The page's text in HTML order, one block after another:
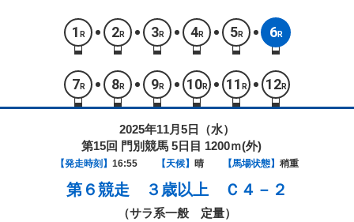
1 R 2R 3R 4R 5R 6R
7 R 8R 9R 10R 11 R 12R
2025年11月5日（水）
第15回 門別競馬 5日目 1200ｍ(外)
【発走時刻】 16:55 【天候】 晴 【馬場状態】 稍重
第６競走 ３歳以上 Ｃ４－２
（サラ系一般 定量）